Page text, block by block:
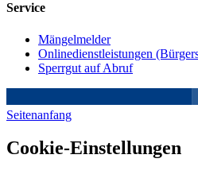
Service
Mängelmelder
Onlinedienstleistungen
Sperrgut auf Abruf
Seitenanfang
Cookie-Einstellungen